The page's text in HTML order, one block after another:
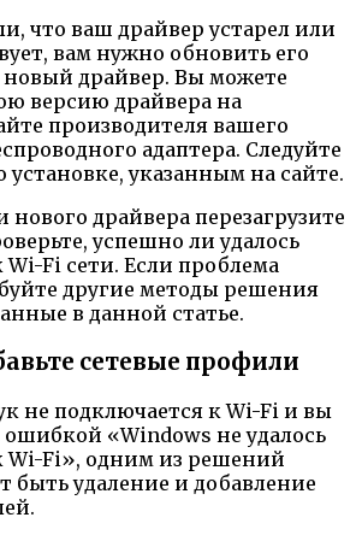
что ваш драйвер устарел или
вам нужно обновить его
новый драйвер. Вы можете
версию драйвера на
производителя вашего
адаптера. Следуйте
указанным на сайте.
нового драйвера перезагрузите
успешно ли удалось
Fi сети. Если проблема
другие методы решения
в данной статье.
сетевые профили
не подключается к Wi-Fi и вы
ошибкой «Windows не удалось
Wi-Fi», одним из решений
быть удаление и добавление